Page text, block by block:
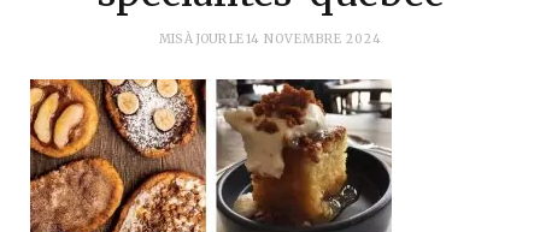
MIS À JOUR LE14 NOVEMBRE 2024